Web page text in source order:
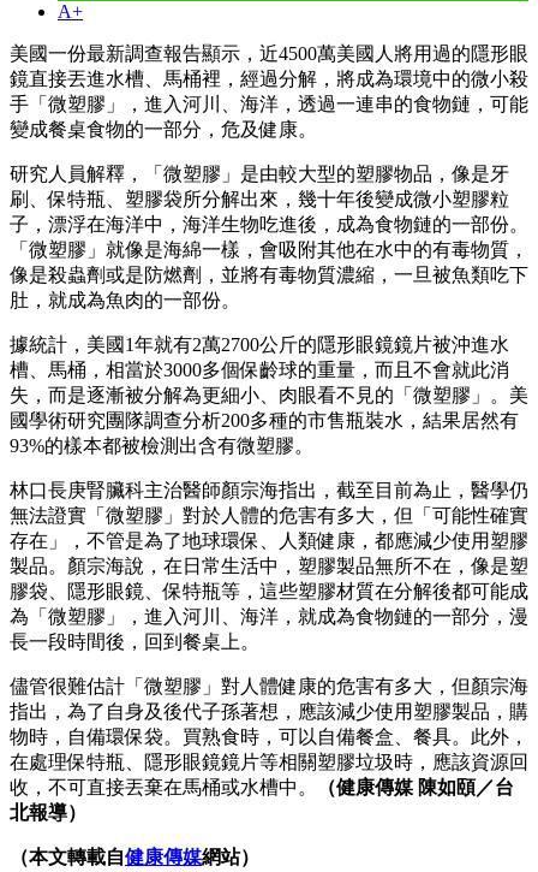
A+
美國一份最新調查報告顯示，近4500萬美國人將用過的隱形眼
鏡直接丟進水槽、馬桶裡，經過分解，將成為環境中的微小殺
手「微塑膠」，進入河川、海洋，透過一連串的食物鏈，可能
變成餐桌食物的一部分，危及健康。
研究人員解釋，「微塑膠」是由較大型的塑膠物品，像是牙
刷、保特瓶、塑膠袋所分解出來，幾十年後變成微小塑膠粒
子，漂浮在海洋中，海洋生物吃進後，成為食物鏈的一部份。
「微塑膠」就像是海綿一樣，會吸附其他在水中的有毒物質，
像是殺蟲劑或是防燃劑，並將有毒物質濃縮，一旦被魚類吃下
肚，就成為魚肉的一部份。
據統計，美國1年就有2萬2700公斤的隱形眼鏡鏡片被沖進水
槽、馬桶，相當於3000多個保齡球的重量，而且不會就此消
失，而是逐漸被分解為更細小、肉眼看不見的「微塑膠」。美
國學術研究團隊調查分析200多種的市售瓶裝水，結果居然有
93%的樣本都被檢測出含有微塑膠。
林口長庚腎臟科主治醫師顏宗海指出，截至目前為止，醫學仍
無法證實「微塑膠」對於人體的危害有多大，但「可能性確實
存在」，不管是為了地球環保、人類健康，都應減少使用塑膠
製品。顏宗海說，在日常生活中，塑膠製品無所不在，像是塑
膠袋、隱形眼鏡、保特瓶等，這些塑膠材質在分解後都可能成
為「微塑膠」，進入河川、海洋，就成為食物鏈的一部分，漫
長一段時間後，回到餐桌上。
儘管很難估計「微塑膠」對人體健康的危害有多大，但顏宗海
指出，為了自身及後代子孫著想，應該減少使用塑膠製品，購
物時，自備環保袋。買熟食時，可以自備餐盒、餐具。此外，
在處理保特瓶、隱形眼鏡鏡片等相關塑膠垃圾時，應該資源回
收，不可直接丟棄在馬桶或水槽中。
（健康傳媒 陳如頤／台
北報導）
（本文轉載自健康傳媒網站）